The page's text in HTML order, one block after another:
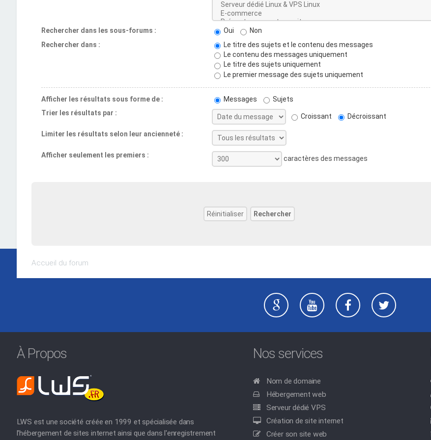
Rechercher dans les sous-forums : Oui
Non
Rechercher dans :
Le titre des sujets et le contenu des messages
Le contenu des messages uniquement
Le titre des sujets uniquement
Le premier message des sujets uniquement
Afficher les résultats sous forme de : Messages
Sujets
Trier les résultats par :
Croissant Décroissant
Limiter les résultats selon leur ancienneté :
Afficher seulement les premiers : caractères des messages
Accueil du forum
À Propos
LWS est une société créée en 1999 et spécialisée dans
l'hébergement de sites internet ainsi que dans l'enregistrement
Nos services
Nom de domaine
Hébergement web
Serveur dédié VPS
Création de site internet
Créer son site web